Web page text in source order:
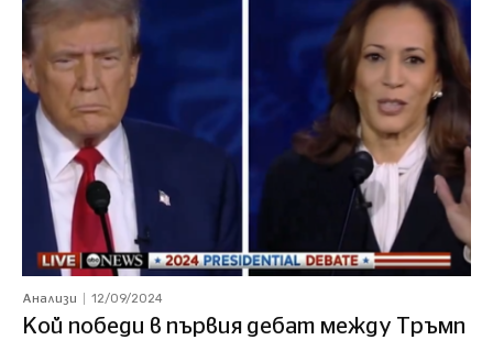
Анализи 12/09/2024
Кой победи в първия дебат между Тръмп